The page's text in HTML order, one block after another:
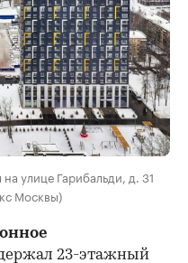
улице Гарибальди, д. 31
Москвы)
23-этажный